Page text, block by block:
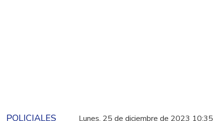
POLICIALES Lunes, 25 de diciembre de 2023 10:35